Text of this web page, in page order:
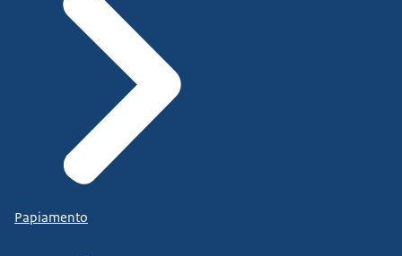
https://www.rijksoverheid.nl/navo
Papiamento